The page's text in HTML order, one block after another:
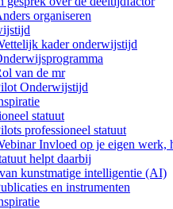
organiseren
kader onderwijstijd
van de mr
Onderwijstijd
statuut
professioneel statuut
Invloed op je eigen werk,
helpt daarbij
kunstmatige intelligentie (AI)
en instrumenten